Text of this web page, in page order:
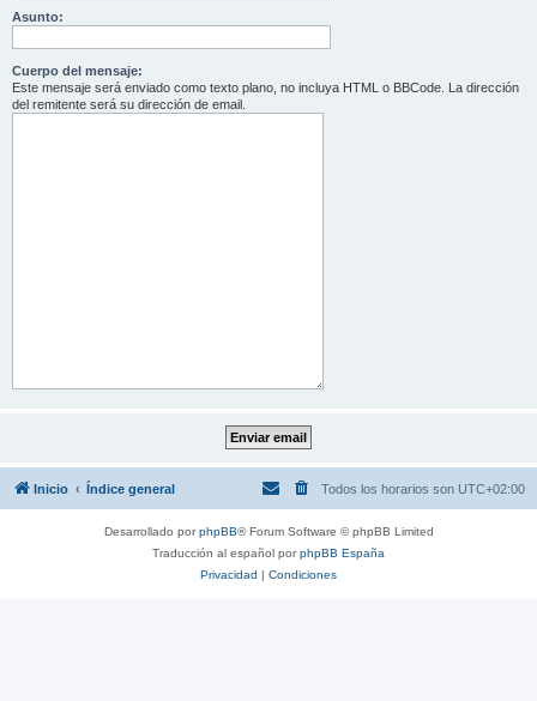
Asunto:
Cuerpo del mensaje:
Este mensaje será enviado como texto plano, no incluya HTML o BBCode. La dirección
del remitente será su dirección de email.
Inicio Índice general Todos los horarios son UTC+02:00
Desarrollado porphpBB® Forum Software © phpBB Limited
Traducción al español porphpBB España
Privacidad | Condiciones